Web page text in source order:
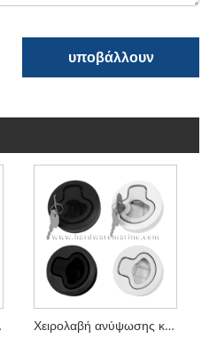
υποβάλλουν
Lock Χειρολαβή ανύψωσης κλειδαριάς πόρτας κατάστρωμα από νάιλον